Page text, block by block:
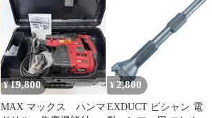
工道具 電動工具 DIY
ット コアドリル コンロ
ッド ハンマードリル 先
端工具 先端ドリル
(65×200㎜) [65×200㎜]
¥19,800
MAX マックス ハンマ
¥ 2,800
EXDUCT ビシャン 電